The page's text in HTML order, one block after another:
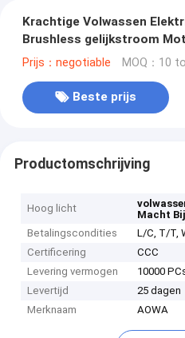
Krachtige Volwassen
Brushless gelijkstroom
Elektrische Weg
Prijs：negotiable MOQ：10
Beste prijs
Productomschrijving
Hoog licht
Macht
Betalingscondities
L/C, T/T,
Certificering
CCC
Levering vermogen
10000
Levertijd
25 dagen
Merknaam
AOWA